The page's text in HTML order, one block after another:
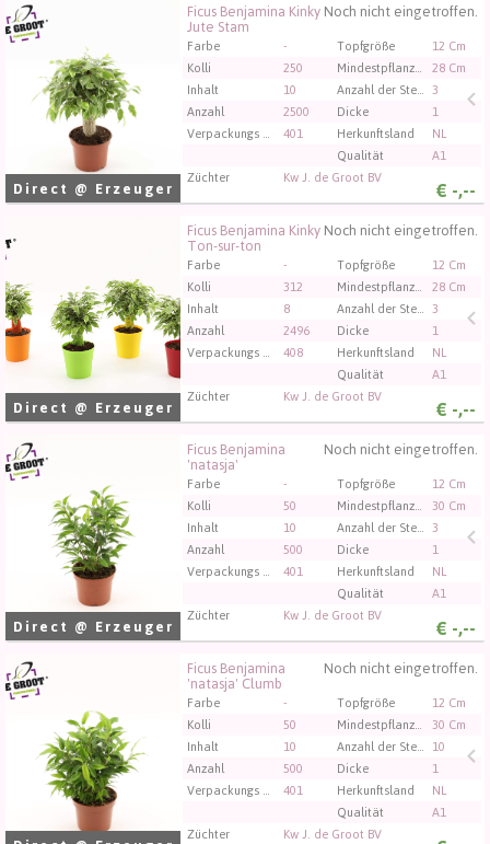
Direct @ Erzeuger
Noch nicht eingetroffen.
Ficus Benjamina Kinky
Jute Stam
Farbe - Topfgröße
12 Cm
Kolli
250 Mindestpflanzenhöhe
28 Cm
Inhalt
10 Anzahl der Stecklinge/Pflanzen pro Topf
3
Anzahl
2500 Dicke
1
401 Herkunftsland
NL
Qualität
A1
Züchter
Kw J. de Groot BV
€ -,--
Ficus Benjamina Kinky Jute Stam
Sie müssen angemeldet sein, um kaufen zu können.
Klicken Sie hier, um sich einzuloggen.
Direct @ Erzeuger
Noch nicht eingetroffen.
Ficus Benjamina Kinky
Ton-sur-ton
Farbe - Topfgröße
12 Cm
Kolli
312 Mindestpflanzenhöhe
28 Cm
Inhalt
8 Anzahl der Stecklinge/Pflanzen pro Topf
3
Anzahl
2496 Dicke
1
408 Herkunftsland
NL
Qualität
A1
Züchter
Kw J. de Groot BV
€ -,--
Ficus Benjamina Kinky Ton-sur-ton
Sie müssen angemeldet sein, um kaufen zu können.
Klicken Sie hier, um sich einzuloggen.
Direct @ Erzeuger
Noch nicht eingetroffen.
Ficus Benjamina
'natasja'
Farbe - Topfgröße
12 Cm
Kolli
50 Mindestpflanzenhöhe
30 Cm
Inhalt
10 Anzahl der Stecklinge/Pflanzen pro Topf
3
Anzahl
500 Dicke
1
401 Herkunftsland
NL
Qualität
A1
Züchter
Kw J. de Groot BV
€ -,--
Ficus Benjamina 'natasja'
Sie müssen angemeldet sein, um kaufen zu können.
Klicken Sie hier, um sich einzuloggen.
Noch nicht eingetroffen.
Ficus Benjamina
'natasja' Clumb
Farbe - Topfgröße
12 Cm
Kolli
50 Mindestpflanzenhöhe
30 Cm
Inhalt
10 Anzahl der Stecklinge/Pflanzen pro Topf
10
Anzahl
500 Dicke
1
401 Herkunftsland
NL
Qualität
A1
Züchter
Kw J. de Groot BV
Ficus Benjamina 'natasja' Clumb
Sie müssen angemeldet sein, um kaufen zu können.
Klicken Sie hier, um sich einzuloggen.